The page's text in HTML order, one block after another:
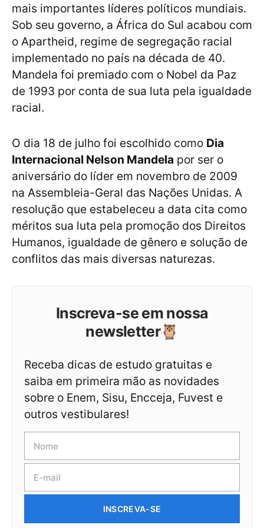
mais importantes líderes políticos mundiais.
Sob seu governo, a África do Sul acabou com
o Apartheid, regime de segregação racial
implementado no país na década de 40.
Mandela foi premiado com o Nobel da Paz
de 1993 por conta de sua luta pela igualdade
racial.
O dia 18 de julho foi escolhido como Dia
Internacional Nelson Mandela por ser o
aniversário do líder em novembro de 2009
na Assembleia-Geral das Nações Unidas. A
resolução que estabeleceu a data cita como
méritos sua luta pela promoção dos Direitos
Humanos, igualdade de gênero e solução de
conflitos das mais diversas naturezas.
Inscreva-se em nossa
newsletter🦉
Receba dicas de estudo gratuitas e
saiba em primeira mão as novidades
sobre o Enem, Sisu, Encceja, Fuvest e
outros vestibulares!
INSCREVA-SE